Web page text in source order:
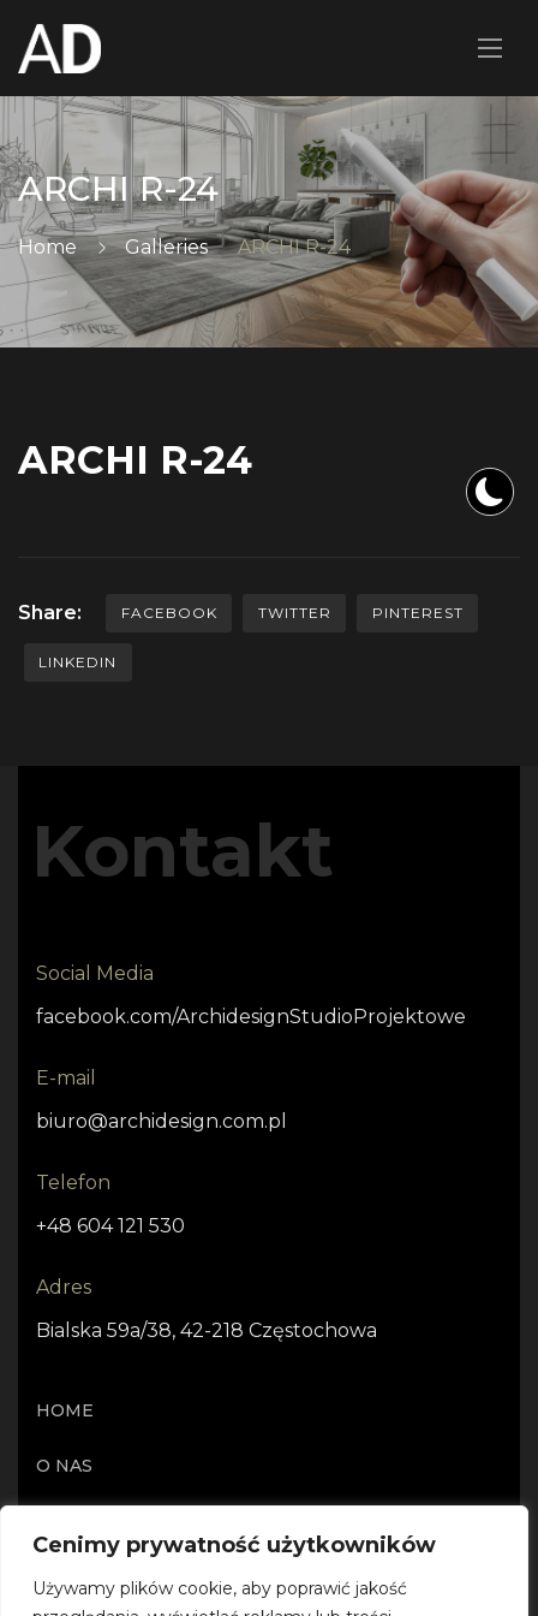
Cenimy prywatność użytkowników
Używamy plików cookie, aby poprawić jakość
ARCHI R-24
Home Galleries ARCHI R-24
ARCHI R-24
Share: FACEBOOK TWITTER PINTEREST
LINKEDIN
Kontakt
Social Media
facebook.com/ArchidesignStudioProjektowe
E-mail
biuro@archidesign.com.pl
Telefon
+48 604 121 530
Adres
Bialska 59a/38, 42-218 Częstochowa
HOME
O NAS
PROJEKTY I REALIZACJE